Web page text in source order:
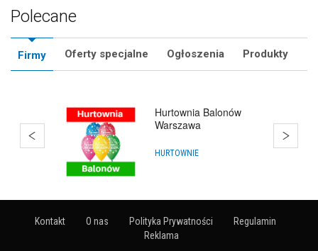
Polecane
Firmy Oferty specjalne Ogłoszenia Produkty
Balony
HURTOWNIE
Kontakt O nas Polityka Prywatności
Regulamin
Reklama